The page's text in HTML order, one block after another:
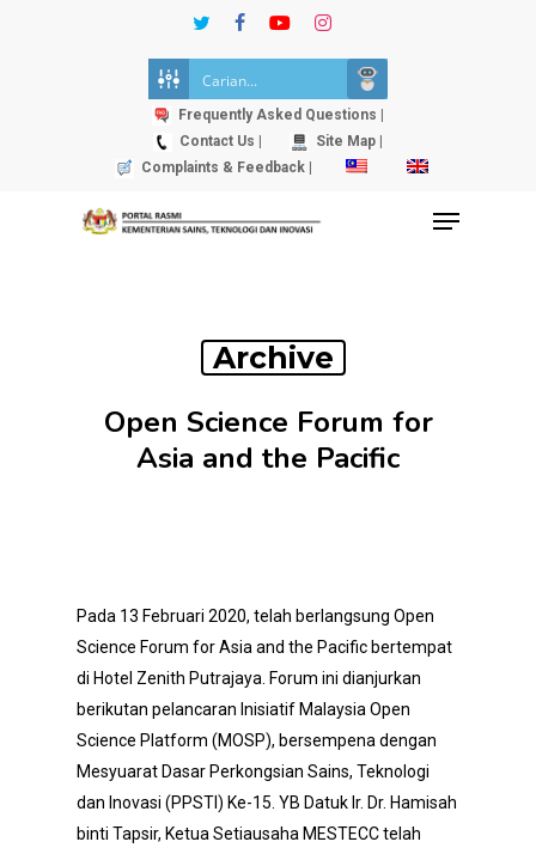
twitterfacebookyoutubeinstagram
Frequently Asked Questions |
Contact Us |
Site Map |
Complaints & Feedback |
Menu
Archive
Open Science Forum for
Asia and the Pacific
Pada 13 Februari 2020, telah berlangsung Open
Science Forum for Asia and the Pacific bertempat
di Hotel Zenith Putrajaya. Forum ini dianjurkan
berikutan pelancaran Inisiatif Malaysia Open
Science Platform (MOSP), bersempena dengan
Mesyuarat Dasar Perkongsian Sains, Teknologi
dan Inovasi (PPSTI) Ke-15. YB Datuk Ir. Dr. Hamisah
binti Tapsir, Ketua Setiausaha MESTECC telah